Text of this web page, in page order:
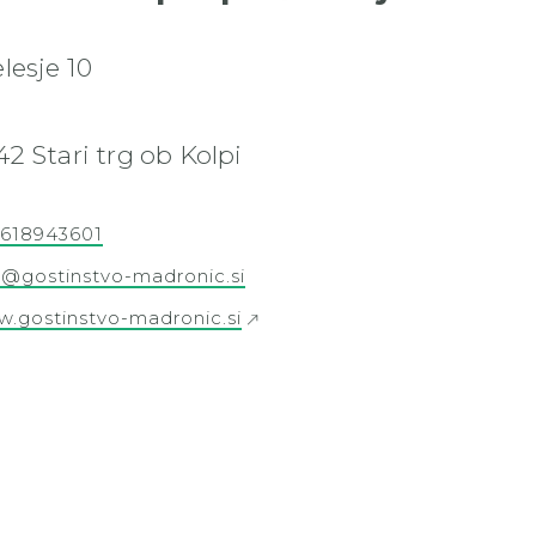
10
Stari trg ob Kolpi
madronic.si
madronic.si